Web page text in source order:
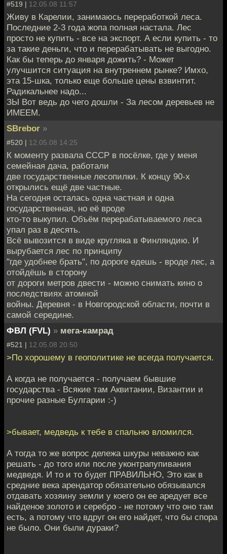
#519 | 12.05.08 11:57
Живу в Карелии, занимаюсь переработкой леса.
Последние 2-3 года жопа полная настала. Лес
просто не купить - все на экспорт. А если купить - то
за такие деньги, что и перерабатывать не выгодно.
Как бы теперь до января дожить? - Может
улучшится ситуация на внутреннем рынке? Имхо,
эта 15-шка, только еще больше цены взвинтит.
Радикальнее надо...
ЗЫ Вот ведь до чего дошли - За лесом деревьев не
ИМЕЕМ.
SBrebor »
#520 | 12.05.08 14:25
К моменту развала СССР в посёлке, где у меня
семейная дача, работали
две государственные лесопилки. К концу 90-х
открылись ещё две частные.
На сегодня осталась одна частная и одна
государственная, но её вроде
кто-то выкупил. Объём перерабатываемого леса
упал раз в десять.
Всё вывозится в виде кругляка в Финляндию. И
вырубается лес по принципу
"где удобнее брать", по дороге едешь - вроде лес, а
отойдёшь в сторону
от дороги метров двести - можно снимать кино о
последствиях атомной
войны. Деревня - в Новгородской области, почти в
самой середине.
ФВЛ (FVL) » мега-камрад
#521 | 12.05.08 20:50
>По хорошему в геополитике не всегда получается.
А когда не получается - получаем бывшие
государства - Всякие там Аквитании, Византии и
прочие разные Булгарии :-)
>бывает, медведь к тебе в спальню вломился.
А тогда то же вопрос дележа шкуры неважно как
решать - до того или после уконтрапупивания
медведя. И то и то будет ПРАВИЛЬНО, Это как в
средние века арендатор обязательно обязывался
отдавать хозяину земли у коего он ее аредует все
найденое золото и серебро - не потому что оно там
есть, а потому что вдруг он его найдет, что бы спора
не было. Они были дураки?